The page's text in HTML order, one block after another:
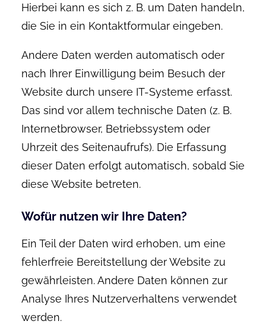
Hierbei kann es sich z. B. um Daten handeln,
die Sie in ein Kontaktformular eingeben.
Andere Daten werden automatisch oder
nach Ihrer Einwilligung beim Besuch der
Website durch unsere IT-Systeme erfasst.
Das sind vor allem technische Daten (z. B.
Internetbrowser, Betriebssystem oder
Uhrzeit des Seitenaufrufs). Die Erfassung
dieser Daten erfolgt automatisch, sobald Sie
diese Website betreten.
Wofür nutzen wir Ihre Daten?
Ein Teil der Daten wird erhoben, um eine
fehlerfreie Bereitstellung der Website zu
gewährleisten. Andere Daten können zur
Analyse Ihres Nutzerverhaltens verwendet
werden.